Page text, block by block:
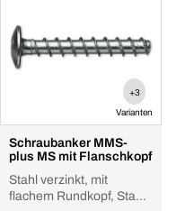
+3
Varianten
Schraubanker MMS-
plus MS mit Flanschkopf
Stahl verzinkt, mit
flachem Rundkopf, Stahl